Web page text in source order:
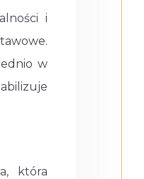
i
w
która